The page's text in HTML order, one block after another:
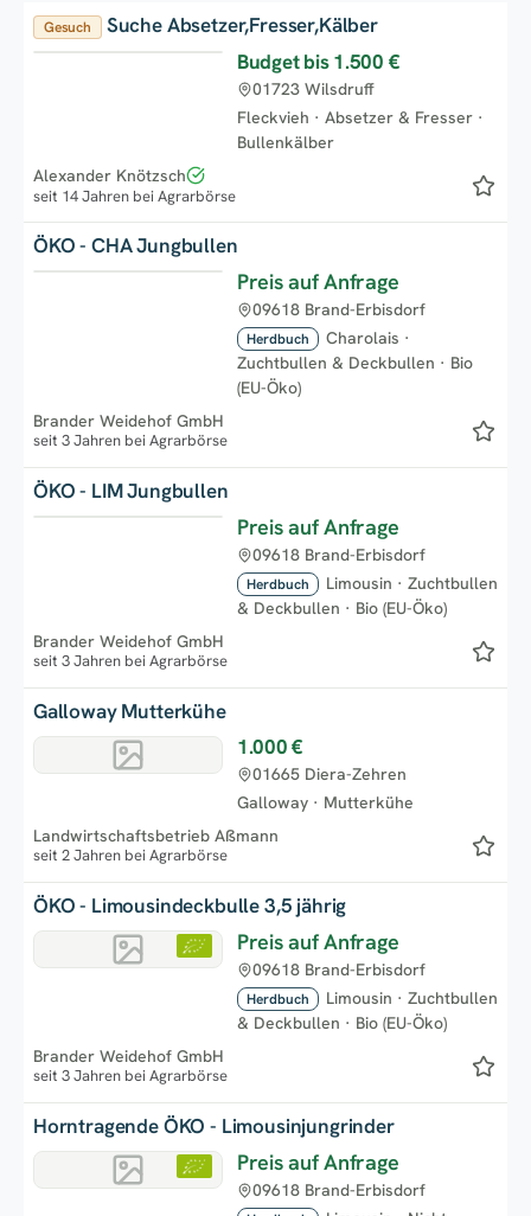
Gesuch
Suche Absetzer,Fresser,Kälber
Budget bis1.500 €
Fleckvieh · Absetzer & Fresser ·
Bullenkälber
01723 Wilsdruff
Alexander Knötzsch
seit 14 Jahren bei Agrarbörse
ÖKO - CHA Jungbullen
Preis auf Anfrage
Herdbuch Charolais ·
Zuchtbullen & Deckbullen · Bio
(EU-Öko)
09618 Brand-Erbisdorf
Brander Weidehof GmbH
seit 3 Jahren bei Agrarbörse
ÖKO - LIM Jungbullen
Preis auf Anfrage
Herdbuch Limousin · Zuchtbullen
& Deckbullen · Bio (EU-Öko)
09618 Brand-Erbisdorf
Brander Weidehof GmbH
seit 3 Jahren bei Agrarbörse
Galloway Mutterkühe
1.000 €
Galloway · Mutterkühe
01665 Diera-Zehren
Landwirtschaftsbetrieb Aßmann
seit 2 Jahren bei Agrarbörse
ÖKO - Limousindeckbulle 3,5 jährig
Preis auf Anfrage
Herdbuch Limousin · Zuchtbullen
& Deckbullen · Bio (EU-Öko)
09618 Brand-Erbisdorf
Brander Weidehof GmbH
seit 3 Jahren bei Agrarbörse
Horntragende ÖKO - Limousinjungrinder
Preis auf Anfrage
09618 Brand-Erbisdorf